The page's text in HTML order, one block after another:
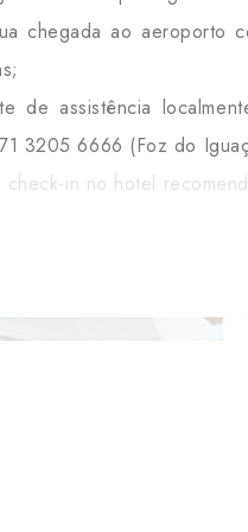
chegada ao aeroporto
de assistência
3205 6666 (Foz do
in no hotel